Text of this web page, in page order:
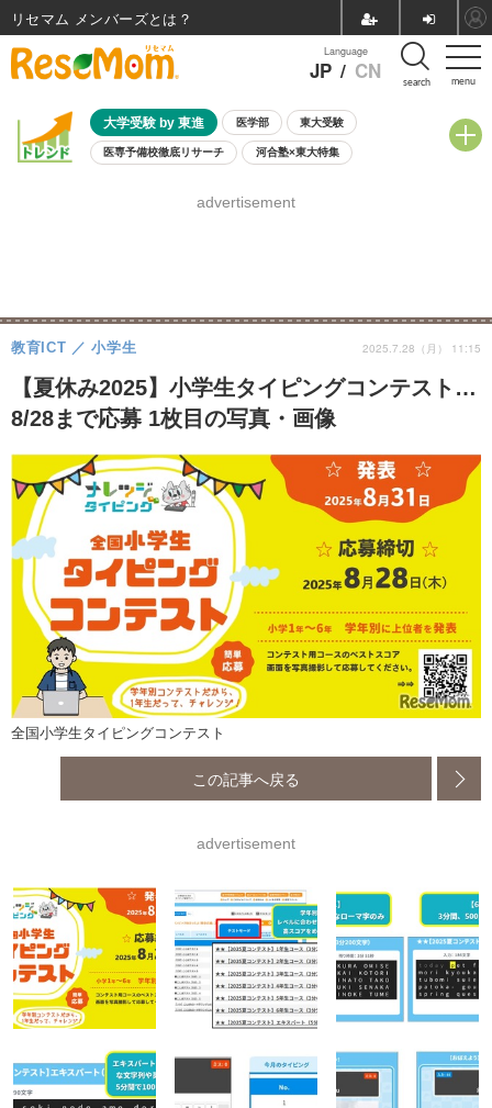
menu
Language
JP / CN search
大学受験 by 東進 医学部 東大受験
医専予備校徹底リサーチ 河合塾×東大特集
8月開催学校説明会・相談会
advertisement
【夏休み2025】小学生タイピングコンテスト…
8/28まで応募 1枚目の写真・画像
教育ICT 小学生 2025.7.28（月） 11:15
全国小学生タイピングコンテスト
この記事へ戻る
advertisement
リセマム メンバーズ